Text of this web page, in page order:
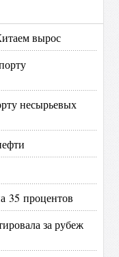
вырос
несырьевых
35 процентов
за рубеж